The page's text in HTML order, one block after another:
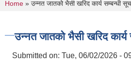
You are here
Home » उन्नत जातको भैसी खरिद कार्य सम्बन्धी
उन्नत जातको भैसी खरिद कार्य
Submitted on: Tue, 06/02/2026 -